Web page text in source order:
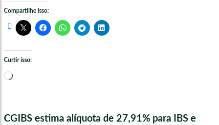
Compartilhe isso:
Curtir isso:
Carregando...
CGIBS estima alíquota de 27,91% para IBS e